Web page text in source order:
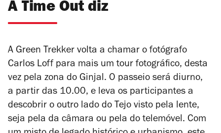
A Time Out diz
A Green Trekker volta a chamar o fotógrafo
Carlos Loff para mais um tour fotográfico, desta
vez pela zona do Ginjal. O passeio será diurno,
a partir das 10.00, e leva os participantes a
descobrir o outro lado do Tejo visto pela lente,
seja pela da câmara ou pela do telemóvel. Com